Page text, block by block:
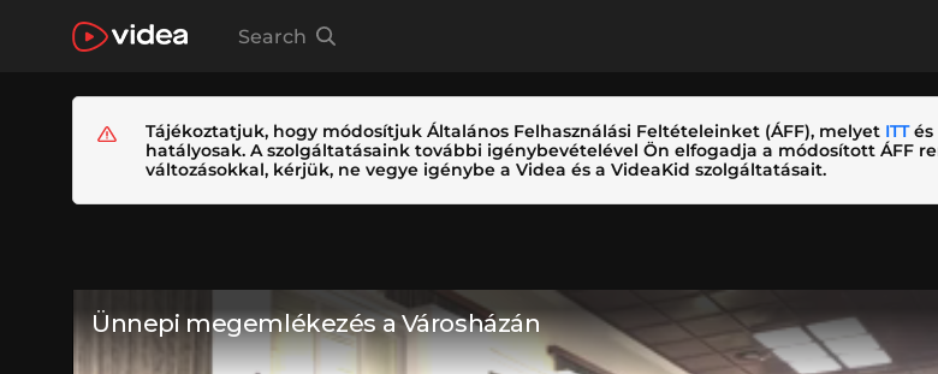
Search
Tájékoztatjuk, hogy módosítjuk Általános Felhasználási Feltételeinket (ÁFF), melyet ITTés
hatályosak. A szolgáltatásaink további igénybevételével Ön elfogadja a módosított ÁFF
változásokkal, kérjük, ne vegye igénybe a Videa és a VideaKid szolgáltatásait.